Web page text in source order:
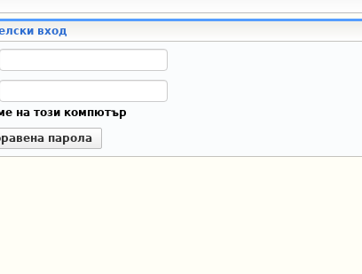
вход
на този компютър
парола